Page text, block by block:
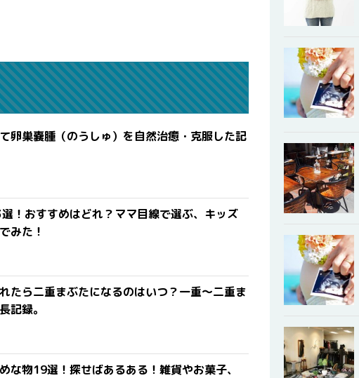
卵巣嚢腫（のうしゅ）を自然治癒・克服した記
！おすすめはどれ？ママ目線で選ぶ、キッズ
みた！
たら二重まぶたになるのはいつ？一重〜二重ま
記録。
な物19選！探せばあるある！雑貨やお菓子、